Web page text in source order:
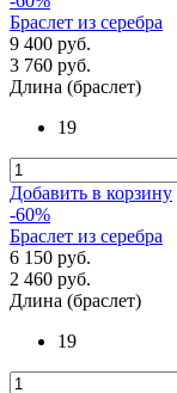
Браслет из серебра
9 400 руб.
3 760 руб.
Длина (браслет)
19
Добавить в корзину
-60%
Браслет из серебра
6 150 руб.
2 460 руб.
Длина (браслет)
19